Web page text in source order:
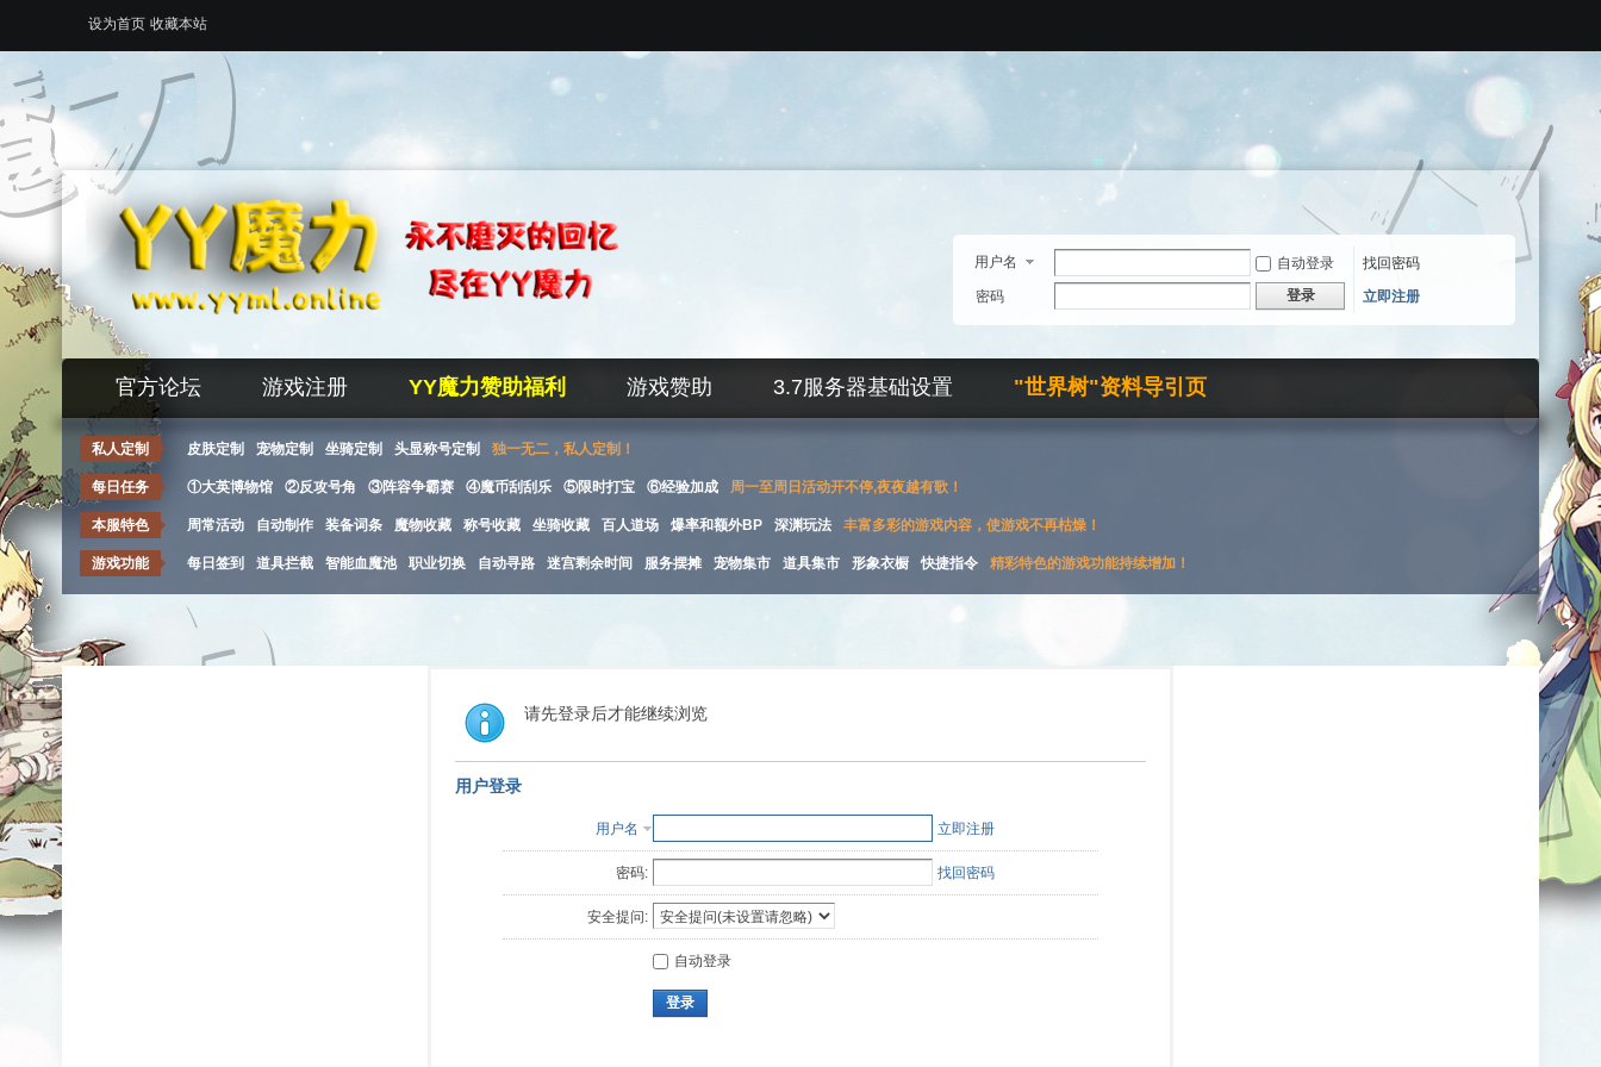
设为首页 收藏本站
用户名 自动登录
找回密码
密码
登录 立即注册
官方论坛 游戏注册 YY魔力赞助福利 游戏赞助 3.7服务器基础设置 "世界树"资料导引页
私人定制 皮肤定制 宠物定制 坐骑定制 头显称号定制 独一无二，私人定制！
每日任务 ①大英博物馆 ②反攻号角 ③阵容争霸赛 ④魔币刮刮乐 ⑤限时打宝 ⑥经验加成 周一至周日活动开不停,夜夜越有歌！
本服特色 周常活动 自动制作 装备词条 魔物收藏 称号收藏 坐骑收藏 百人道场 爆率和额外BP 深渊玩法 丰富多彩的游戏内容，使游戏不再枯燥！
游戏功能 每日签到 道具拦截 智能血魔池 职业切换 自动寻路 迷宫剩余时间 服务摆摊 宠物集市 道具集市 形象衣橱 快捷指令 精彩特色的游戏功能持续增加！
请先登录后才能继续浏览
用户登录
用户名 立即注册
密码: 找回密码
安全提问:
自动登录
登录